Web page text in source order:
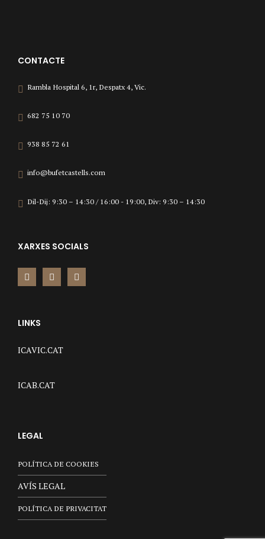
CONTACTE
Rambla Hospital 6, 1r, Despatx 4, Vic.
682 75 10 70
938 85 72 61
info@bufetcastells.com
Dil-Dij: 9:30 – 14:30 / 16:00 - 19:00, Div: 9:30 – 14:30
XARXES SOCIALS
LINKS
ICAVIC.CAT
ICAB.CAT
LEGAL
POLÍTICA DE COOKIES
AVÍS LEGAL
POLÍTICA DE PRIVACITAT